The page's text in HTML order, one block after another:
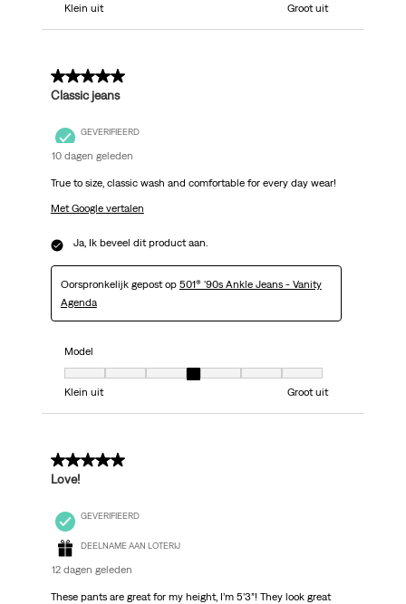
Klein uit
Groot uit
5 van 5 sterren.
Classic jeans
GEVERIFIEERD
10 dagen geleden
True to size, classic wash and comfortable for every day wear!
Met Google vertalen
Ja, Ik beveel dit product aan.
Oorspronkelijk gepost op 501® '90s Ankle Jeans - Vanity
Agenda
Model
Klein uit
Groot uit
5 van 5 sterren.
Love!
GEVERIFIEERD
DEELNAME AAN LOTERIJ
12 dagen geleden
These pants are great for my height, I’m 5’3”! They look great